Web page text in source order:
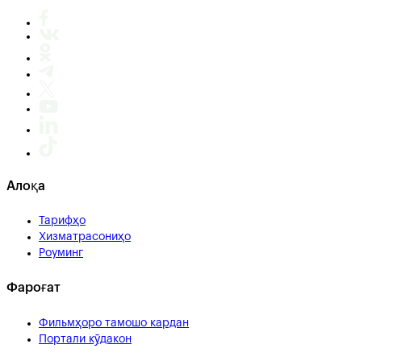
Алоқа
Тарифҳо
Хизматрасониҳо
Роуминг
Фароғат
Фильмҳоро тамошо кардан
Портали кӯдакон